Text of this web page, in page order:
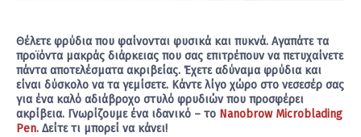
Θέλετε φρύδια που φαίνονται φυσικά και πυκνά. Αγαπάτε τα
προϊόντα μακράς διάρκειας που σας επιτρέπουν να πετυχαίνετε
πάντα αποτελέσματα ακριβείας. Έχετε αδύναμα φρύδια και
είναι δύσκολο να τα γεμίσετε. Κάντε λίγο χώρο στο νεσεσέρ σας
για ένα καλό αδιάβροχο στυλό φρυδιών που προσφέρει
ακρίβεια. Γνωρίζουμε ένα ιδανικό – το Nanobrow Microblading
Pen. Δείτε τι μπορεί να κάνει!